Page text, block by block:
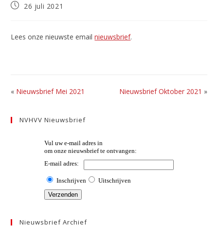
Bericht26 juli 2021
Lees onze nieuwste emailnieuwsbrief.
« Nieuwsbrief Mei 2021 Nieuwsbrief Oktober 2021 »
NVHVV Nieuwsbrief
Nieuwsbrief Archief